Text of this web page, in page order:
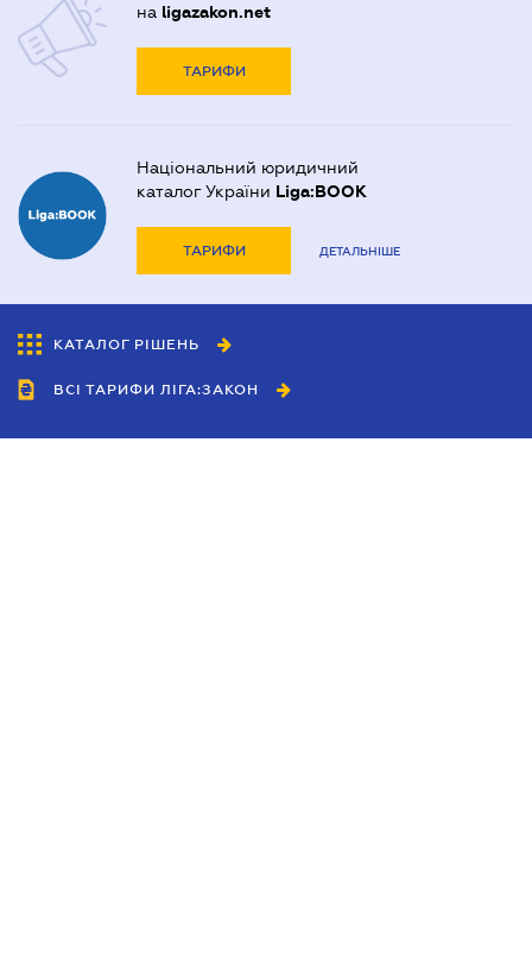
на ligazakon.net
ТАРИФИ
Національний юридичний
каталог України Liga:BOOK
ТАРИФИ ДЕТАЛЬНІШЕ
КАТАЛОГ РІШЕНЬ
ВСІ ТАРИФИ ЛІГА:ЗАКОН